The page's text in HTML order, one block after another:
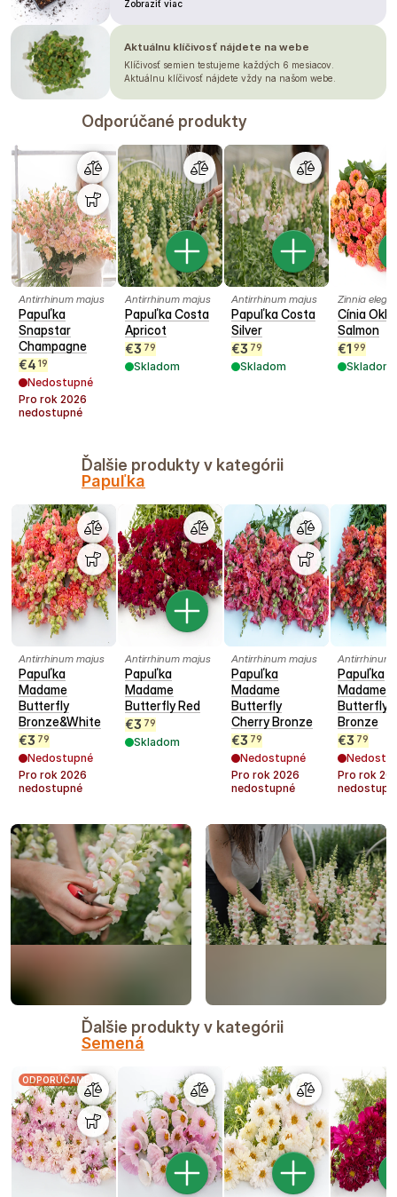
Zobraziť viac
Aktuálnu klíčivosť nájdete na webe
Klíčivosť semien testujeme každých 6 mesiacov.
Aktuálnu klíčivosť nájdete vždy na našom webe.
Odporúčané produkty
Antirrhinum majus
Papuľka
Snapstar
Champagne
€4 19
Nedostupné
Pro rok 2026
nedostupné
Antirrhinum majus
Papuľka Costa
Apricot
€3 79
Skladom
Antirrhinum majus
Papuľka Costa
Silver
€3 79
Skladom
Zinnia
Cínia
Salmon
€1 99
Skladom
Ďalšie produkty v kategórii
Papuľka
Antirrhinum majus
Papuľka
Madame
Butterfly
Bronze&White
€3 79
Nedostupné
Pro rok 2026
nedostupné
Antirrhinum majus
Papuľka
Madame
Butterfly Red
€3 79
Skladom
Antirrhinum majus
Papuľka
Madame
Butterfly
Cherry Bronze
€3 79
Nedostupné
Pro rok 2026
nedostupné
Antirrhinum
Papuľka
Madame
Butterfly
Bronze
€3 79
Pro rok
Ďalšie produkty v kategórii
Semená
ODPORÚČAME